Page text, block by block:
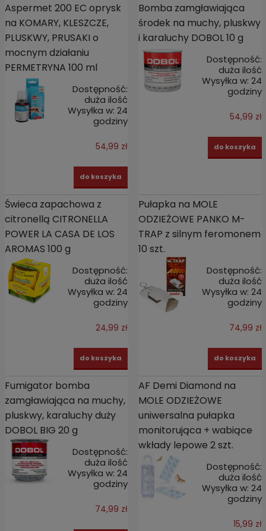
Aspermet 200 EC oprysk
na KOMARY, KLESZCZE,
PLUSKWY, PRUSAKI o
mocnym działaniu
PERMETRYNA 100 ml
Dostępność:
duża ilość
Wysyłka w: 24
godziny
54,99 zł
do koszyka
Bomba zamgławiająca
środek na muchy, pluskwy
i karaluchy DOBOL 10 g
Dostępność:
duża ilość
Wysyłka w: 24
godziny
54,99 zł
do koszyka
Świeca zapachowa z
citronellą CITRONELLA
POWER LA CASA DE LOS
AROMAS 100 g
Dostępność:
duża ilość
Wysyłka w: 24
godziny
24,99 zł
do koszyka
Pułapka na MOLE
ODZIEŻOWE PANKO M-
TRAP z silnym feromonem
10 szt.
Dostępność:
duża ilość
Wysyłka w: 24
godziny
74,99 zł
do koszyka
Fumigator bomba
zamgławiająca na muchy,
pluskwy, karaluchy duży
DOBOL BIG 20 g
Dostępność:
duża ilość
Wysyłka w: 24
godziny
74,99 zł
AF Demi Diamond na
MOLE ODZIEŻOWE
uniwersalna pułapka
monitorująca + wabiące
wkłady lepowe 2 szt.
Dostępność:
duża ilość
Wysyłka w: 24
godziny
15,99 zł